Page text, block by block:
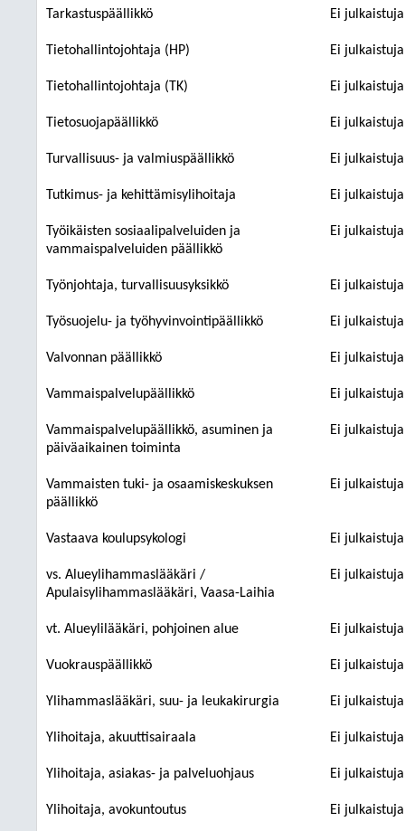
Tarkastuspäällikkö Ei
Tietohallintojohtaja (HP) Ei
Tietohallintojohtaja (TK) Ei
Tietosuojapäällikkö Ei
Turvallisuus- ja valmiuspäällikkö Ei
Tutkimus- ja kehittämisylihoitaja Ei
Työikäisten sosiaalipalveluiden ja
vammaispalveluiden päällikkö
Ei
Työnjohtaja, turvallisuusyksikkö Ei
Työsuojelu- ja työhyvinvointipäällikkö Ei
Valvonnan päällikkö Ei
Vammaispalvelupäällikkö Ei
Vammaispalvelupäällikkö, asuminen ja
päiväaikainen toiminta
Ei
Vammaisten tuki- ja osaamiskeskuksen
päällikkö
Ei
Vastaava koulupsykologi Ei
vs. Alueylihammaslääkäri /
Apulaisylihammaslääkäri, Vaasa-Laihia
Ei
vt. Alueylilääkäri, pohjoinen alue Ei
Vuokrauspäällikkö Ei
Ylihammaslääkäri, suu- ja leukakirurgia Ei
Ylihoitaja, akuuttisairaala Ei
Ylihoitaja, asiakas- ja palveluohjaus Ei
Ylihoitaja, avokuntoutus Ei